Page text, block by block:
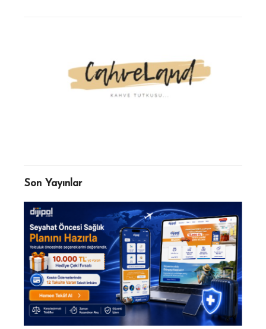
Son Yayınlar